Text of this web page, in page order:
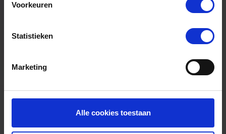
Voorkeuren
Statistieken
Marketing
Alle cookies toestaan
Kan ik het saldo in delen besteden?
Ja, je mag het saldo van je VVV
cadeaukaart in delen uitgeven.